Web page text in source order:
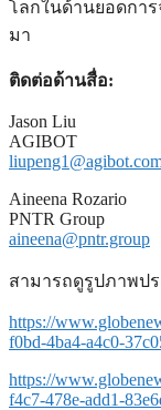
โลกในด้านยอดกา
มา
ติดต่อด้านสื่อ:
Jason Liu
AGIBOT
Aineena Rozario
PNTR Group
aineena@pntr.group
สามารถดูรูปภาพป
https://
f0bd-4ba4-a4c0-
https://
f4c7-478e-add1-